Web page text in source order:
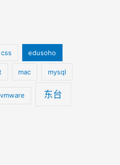
css edusoho
mac mysql
vmware 东台